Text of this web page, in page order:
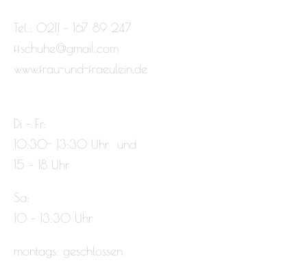
Tel.: 0211 – 167 89 247
ffschuhe@gmail.com
www.frau-und-fraeulein.de
Di – Fr:
10:30- 13:30 Uhr und
15 – 18 Uhr
Sa:
10 – 13:30 Uhr
montags: geschlossen